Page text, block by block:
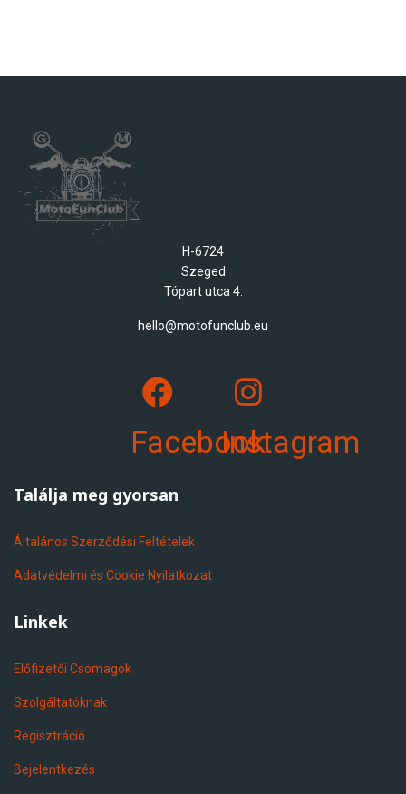
H-6724
Szeged
Tópart utca 4.
hello@motofunclub.eu
FacebookInstagram
Találja meg gyorsan
Általános Szerződési Feltételek
Adatvédelmi és Cookie Nyilatkozat
Linkek
Előfizetői Csomagok
Szolgáltatóknak
Regisztráció
Bejelentkezés